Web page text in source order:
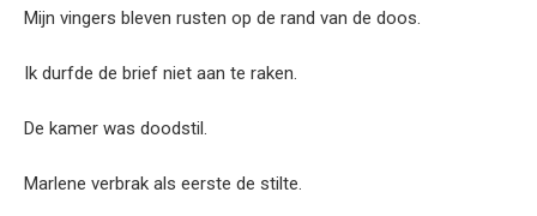
Mijn vingers bleven rusten op de rand van de doos.
Ik durfde de brief niet aan te raken.
De kamer was doodstil.
Marlene verbrak als eerste de stilte.